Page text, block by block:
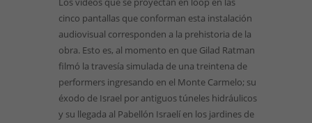
cinco pantallas que conforman esta instalación
audiovisual corresponden a la prehistoria de la
obra. Esto es, al momento en que Gilad Ratman
filmó la travesía simulada de una treintena de
performers ingresando en el Monte Carmelo; su
éxodo de Israel por antiguos túneles hidráulicos
y su llegada al Pabellón Israelí en los jardines de